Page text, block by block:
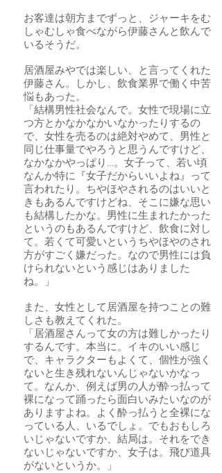
お客達は朝方までずっと、ジャーキをむ
しゃむしゃ食べながら伊藤さんと飲んで
いるそうだ。
居酒屋みやでは楽しい、と言ってくれた
伊藤さん。しかし、飲食業界で働く中苦
悩もあった。
「結構男性社会なんで。女性で現場に立
つ方とかなかなかいなかったりするの
で、女性を売るのは絶対やめて、男性と
同じ仕事量でやろうと思うんですけど、
なかなかやっぱり…。女子って、若い頃
なんか特に『女子だからいいよね』って
言われたり。ちやほやされるのはいいと
きもあるんですけどね、そこに嫌な思い
も結構したかな。男性に生まれたかった
というのもあるんですけど、飲食に対し
て。若くて可愛いというちやほやのされ
方がすごく嫌だった。なので男性には負
けられないという感じはありました
ね。」
また、女性として居酒屋を持つことの難
しさも教えてくれた。
「居酒屋さんって女の方は難しかったり
するんです。本当に。イキのいい感じ
で、キャラクターもよくて、個性が強く
ないと生き残れないんじゃないかなっ
て。なんか、例えば男の人が酔っ払って
裸になって踊ったら面白いみたいなのが
ありますよね。よく酔っ払うと全裸にな
っている人、いるでしょ。でもおもしろ
いじゃないですか、結局は。それをでき
ないじゃないですか、女子は。飛び道具
がないというか。」